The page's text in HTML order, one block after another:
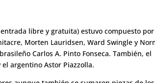
libre y gratuita) estuvo compuesto por
Morten Lauridsen, Ward Swingle y
Carlos A. Pinto Fonseca. También, el
argentino Astor Piazzolla.